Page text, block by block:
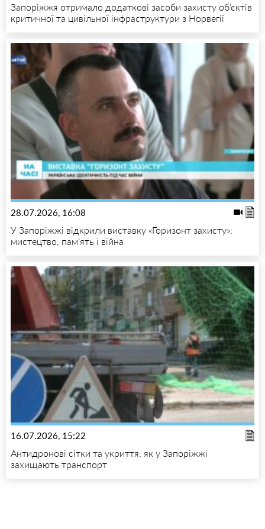
Запоріжжя отримало додаткові засоби захисту об’єктів
критичної та цивільної інфраструктури з Норвегії
28.07.2026, 16:08
У Запоріжжі відкрили виставку «Горизонт захисту»:
мистецтво, пам’ять і війна
16.07.2026, 15:22
Антидронові сітки та укриття: як у Запоріжжі
захищають транспорт